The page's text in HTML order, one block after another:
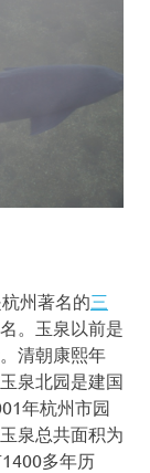
州著名的三
。玉泉以前是
清朝康熙年
泉北园是建国
年杭州市园
泉总共面积为
多年历